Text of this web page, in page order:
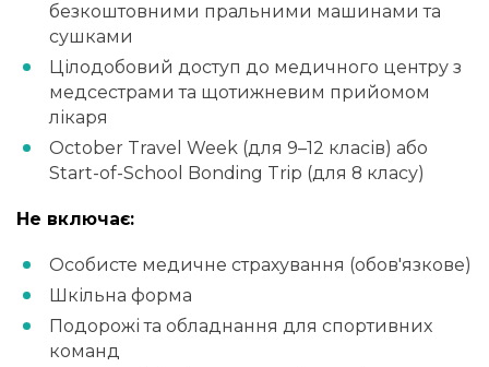
безкоштовними пральними машинами та
сушками
Цілодобовий доступ до медичного центру з
медсестрами та щотижневим прийомом
лікаря
October Travel Week (для 9–12 класів) або
Start-of-School Bonding Trip (для 8 класу)
Не включає:
Особисте медичне страхування (обов'язкове)
Шкільна форма
Подорожі та обладнання для спортивних
команд